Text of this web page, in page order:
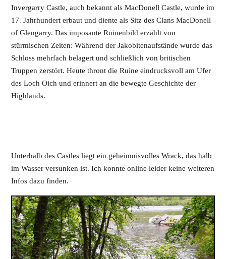
Invergarry Castle, auch bekannt als MacDonell Castle, wurde im
17. Jahrhundert erbaut und diente als Sitz des Clans MacDonell
of Glengarry. Das imposante Ruinenbild erzählt von
stürmischen Zeiten: Während der Jakobitenaufstände wurde das
Schloss mehrfach belagert und schließlich von britischen
Truppen zerstört. Heute thront die Ruine eindrucksvoll am Ufer
des Loch Oich und erinnert an die bewegte Geschichte der
Highlands.
Unterhalb des Castles liegt ein geheimnisvolles Wrack, das halb
im Wasser versunken ist. Ich konnte online leider keine weiteren
Infos dazu finden.